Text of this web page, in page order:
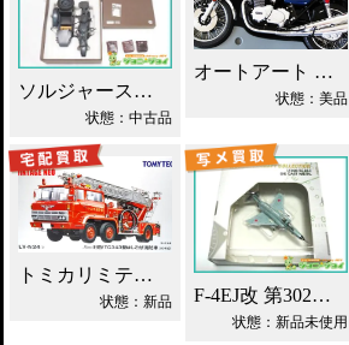
ソルジャーストーリー 1/6 ツェンダップ買取！
状態：中古品
オートアート カワサキ750RS(Z2) 買取！
状態：美品
トミカリミテッドNEO 日野 はしご付 消防車 買取！
状態：新品 F-4EJ改 第302飛行隊 ワールドエアクラフト買取！
状態：新品未使用